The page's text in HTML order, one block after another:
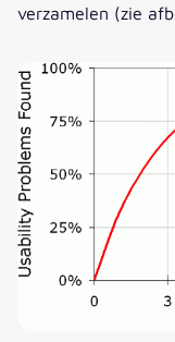
verzamelen (zie